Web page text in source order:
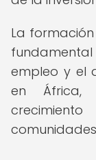
La
empleo y el
en África,